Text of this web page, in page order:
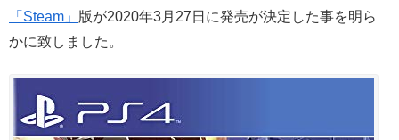
「Steam」 版が2020年3月27日に発売が決定した事を明ら
かに致しました。